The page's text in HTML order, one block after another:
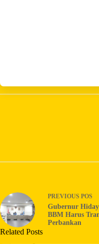
PREVIOUS POS
Gubernur
BBM Harus
Perbankan
Related Posts